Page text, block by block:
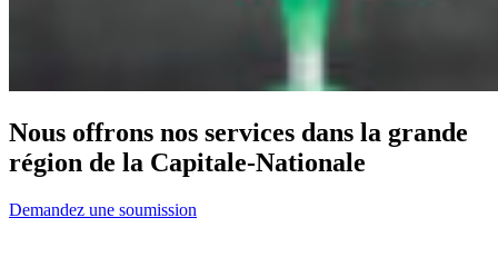
Nous offrons nos services dans la grande
région de la Capitale-Nationale
Demandez une soumission